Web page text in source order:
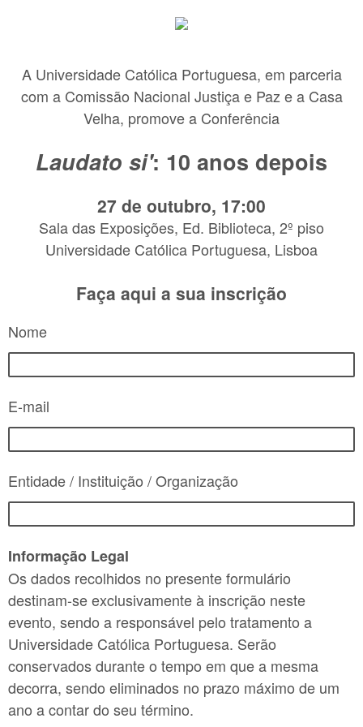
A Universidade Católica Portuguesa, em parceria
com a Comissão Nacional Justiça e Paz e a Casa
Velha, promove a Conferência
Laudato si': 10 anos depois
27 de outubro, 17:00
Sala das Exposições, Ed. Biblioteca, 2º piso
Universidade Católica Portuguesa, Lisboa
Faça aqui a sua inscrição
Nome
E-mail
Entidade / Instituição / Organização
Informação Legal
Os dados recolhidos no presente formulário
destinam-se exclusivamente à inscrição neste
evento, sendo a responsável pelo tratamento a
Universidade Católica Portuguesa. Serão
conservados durante o tempo em que a mesma
decorra, sendo eliminados no prazo máximo de um
ano a contar do seu término.